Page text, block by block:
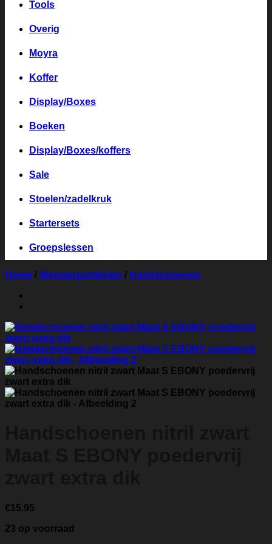
Tools
Overig
Moyra
Koffer
Display/Boxes
Boeken
Display/Boxes/koffers
Sale
Stoelen/zadelkruk
Startersets
Groepslessen
Home / Wegwerpartikelen / Handschoenen
€15.95
23 op voorraad